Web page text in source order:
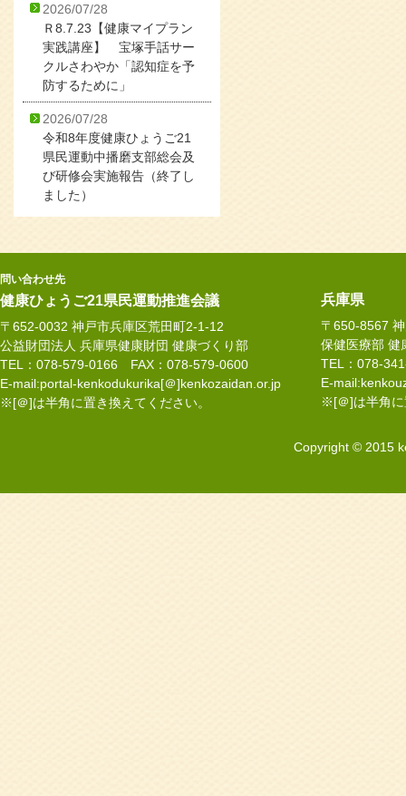
2026/07/28
Ｒ8.7.23【健康マイプラン
実践講座】 宝塚手話サー
クルさわやか「認知症を予
防するために」
2026/07/28
令和8年度健康ひょうご21
県民運動中播磨支部総会及
び研修会実施報告（終了し
ました）
問い合わせ先
健康ひょうご21県民運動推進会議
〒652-0032 神戸市兵庫区荒田町2-1-12
公益財団法人 兵庫県健康財団 健康づくり部
TEL：078-579-0166 FAX：078-579-0600
E-mail:portal-kenkodukurika[＠]kenkozaidan.or.jp
※[＠]は半角に置き換えてください。
兵庫県
〒650-8567
保健医療部 健
TEL：078-
E-
※[＠]は半角に
Copyright © 2015